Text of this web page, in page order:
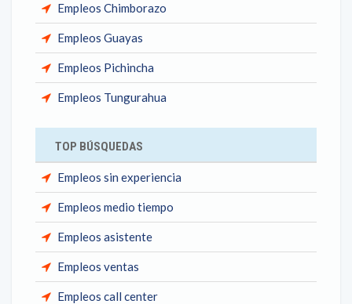
Empleos Chimborazo
Empleos Guayas
Empleos Pichincha
Empleos Tungurahua
TOP BÚSQUEDAS
Empleos sin experiencia
Empleos medio tiempo
Empleos asistente
Empleos ventas
Empleos call center